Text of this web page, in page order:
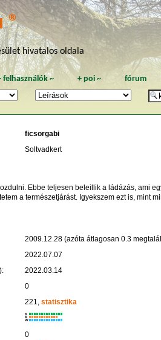
®
hivatalos oldala
felhasználók ~ + poi~ fórum
ficsorgabi
Soltvadkert
Ebbe teljesen beleillik a ládázás, ami
a természetjárást. Igyekszem ezt is, mint
2009.12.28 (azóta átlagosan 0.3
2022.07.07
2022.03.14
0
221, statisztika
K
R
W
0